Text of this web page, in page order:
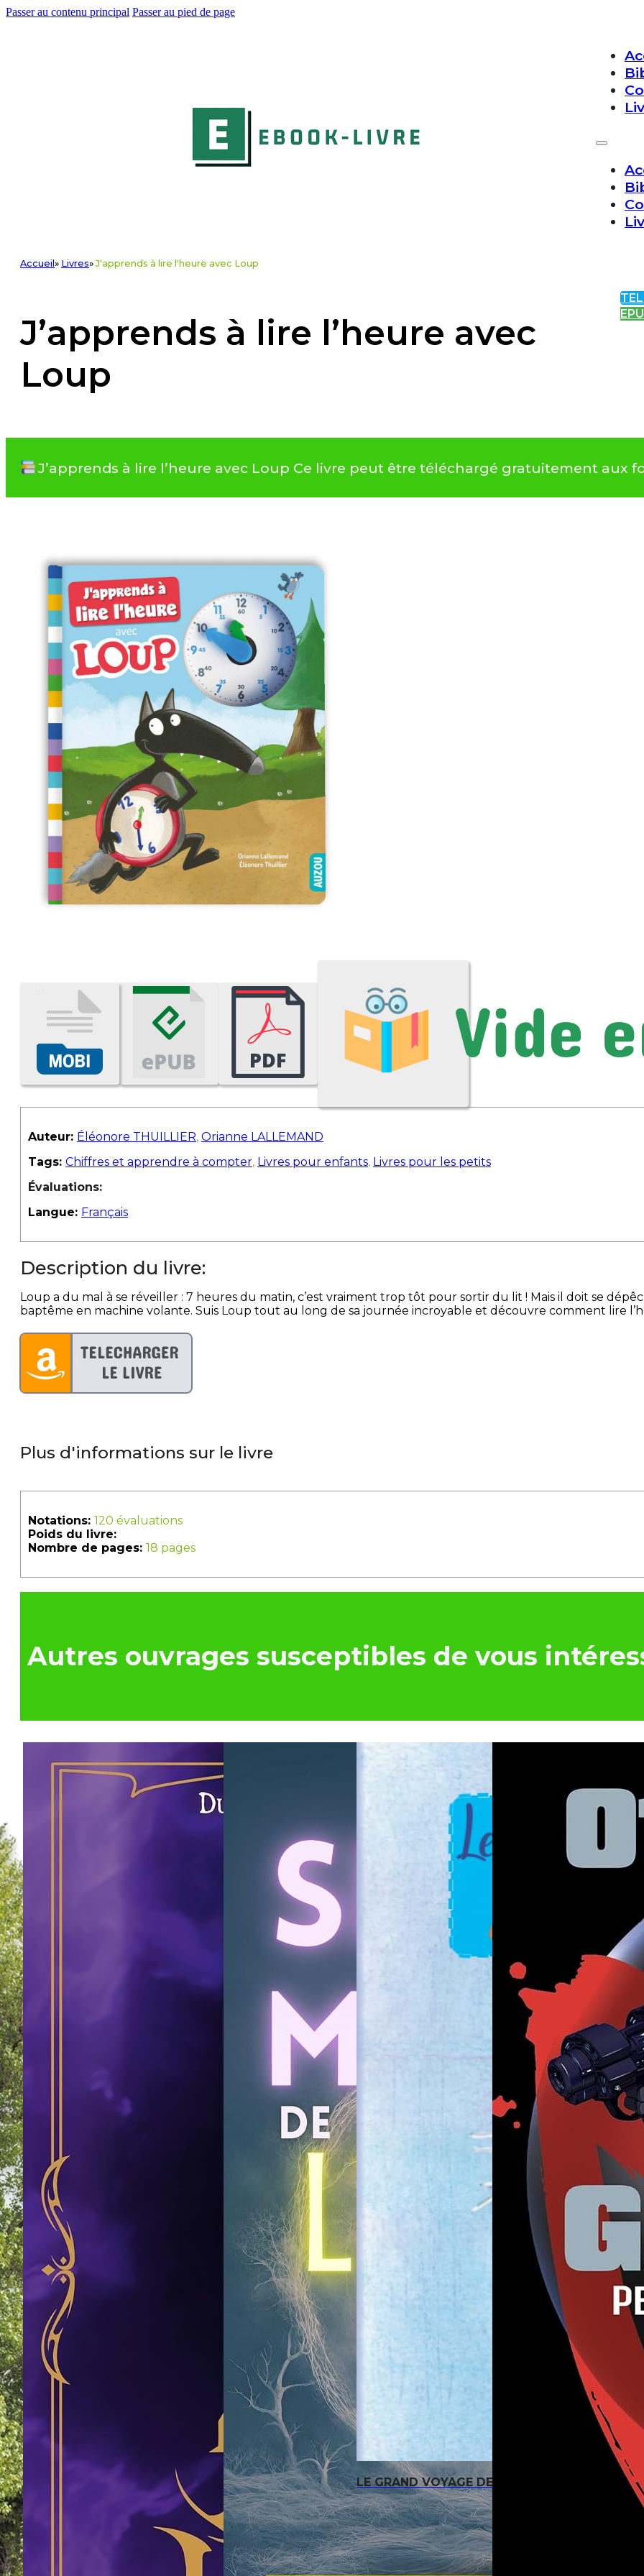
Passer au contenu principal Passer au pied de page
Accueil » Livres»J'apprends à lire l'heure avec Loup
J’apprends à lire l’heure avec
Loup
J’apprends à lire l’heure avec Loup Ce livre peut être téléchargé gratuitement aux
Auteur: Éléonore THUILLIER, Orianne LALLEMAND
Tags: Chiffres et apprendre à compter, Livres pour enfants, Livres pour les petits
Évaluations:
Langue: Français
Description du livre:
Loup a du mal à se réveiller : 7 heures du matin, c’est vraiment trop tôt pour sortir du lit ! Mais il doit se
baptême en machine volante. Suis Loup tout au long de sa journée incroyable et découvre comment lire
Plus d'informations sur le livre
Notations: 120 évaluations
Poids du livre:
Nombre de pages: 18 pages
Autres ouvrages susceptibles de vous
LE GRAND VOYAGE DE CALINE: ou